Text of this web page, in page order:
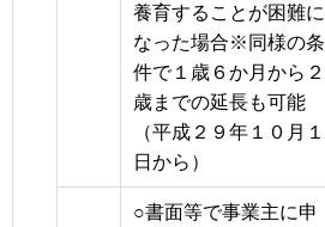
養育することが困難に
なった場合※同様の条
件で１歳６か月から２
歳までの延長も可能
（平成２９年１０月１
日から）
○書面等で事業主に申